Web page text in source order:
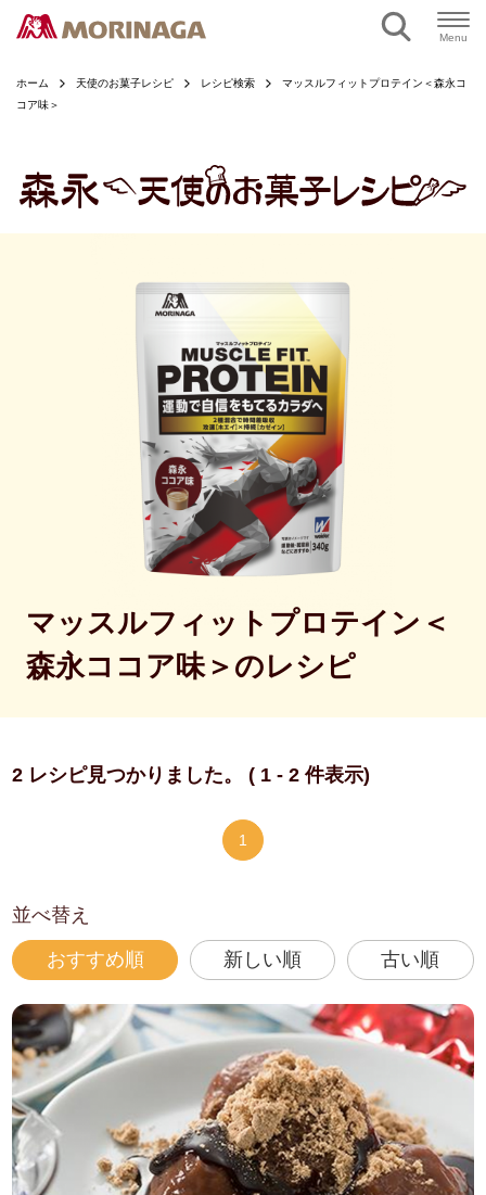
Menu
ホーム 天使のお菓子レシピ レシピ検索
マッスルフィットプロテイン＜森永コ
コア味＞
マッスルフィットプロテイン＜
森永ココア味＞のレシピ
2 レシピ見つかりました。 ( 1 - 2 件表示)
1
並べ替え
おすすめ順 新しい順 古い順